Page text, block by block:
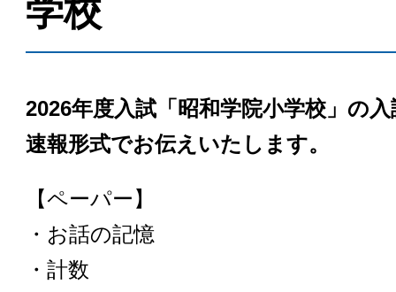
学校
2026年度入試「昭和学院小学校」の
速報形式でお伝えいたします。
【ペーパー】
・お話の記憶
・計数